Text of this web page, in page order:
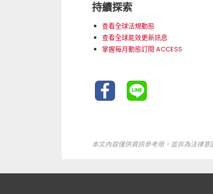
持續探索
查看全球法規動態
查看全球能效更新訊息
掌握每月動態訂閱 ACCESS
本文內容僅供資訊參考用，並非為法律意